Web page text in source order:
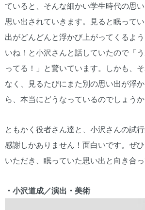
ていると、そんな細かい学生時代の思
思い出されていきます。見ると眠って
出がどんどんと浮かび上がってくるよ
いね！と小沢さんと話していたので「
ってる！」と驚いています。しかも、
なく、見るたびにまた別の思い出が浮
ら、本当にどうなっているのでしょうか
ともかく役者さん達と、小沢さんの試
感謝しかありません！面白いです。ぜ
いただき、眠っていた思い出と向き合っ
・ ⼩沢道成／演出・美術